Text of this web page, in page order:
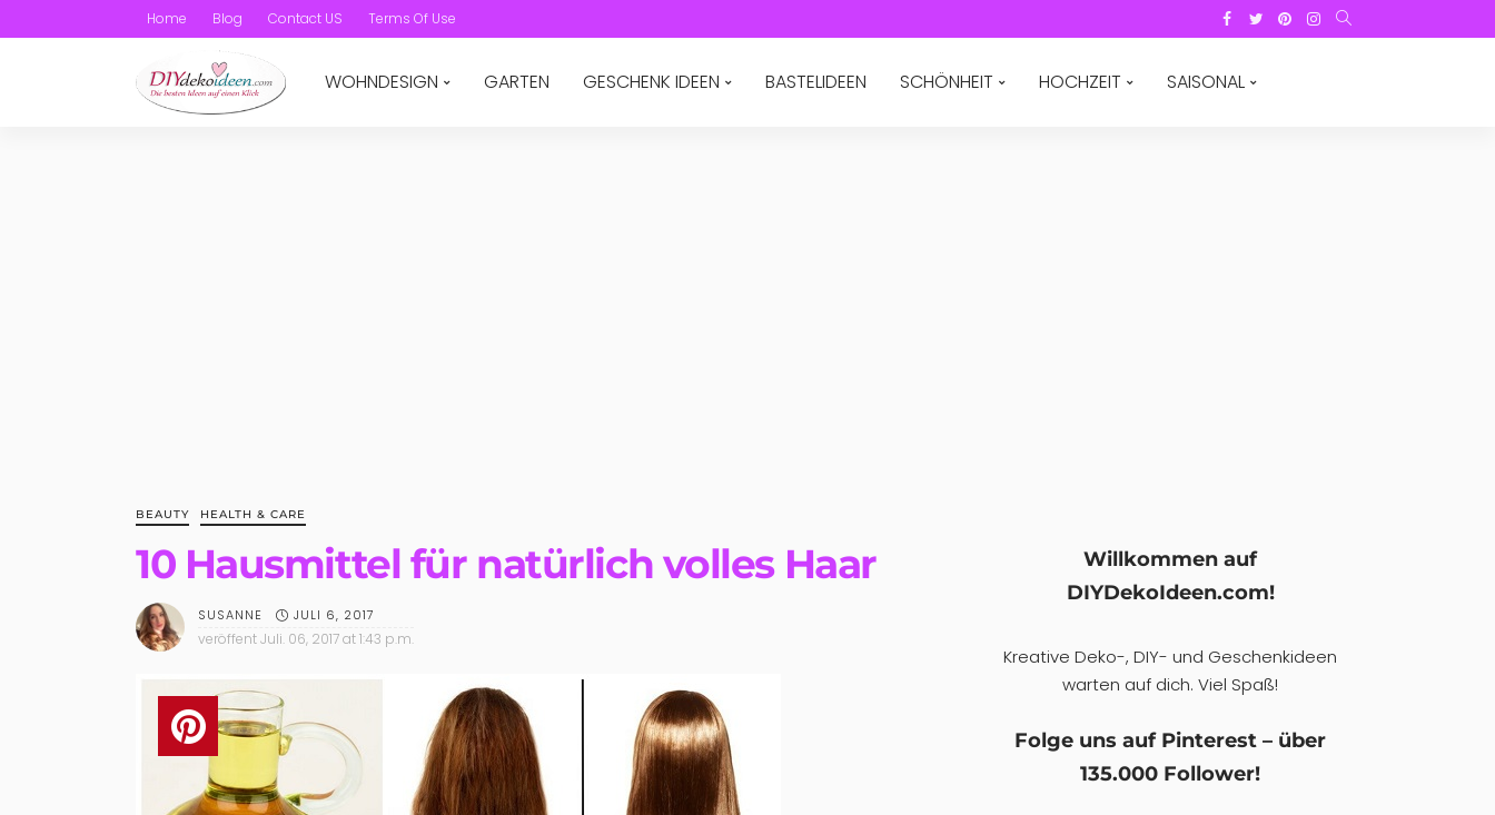
Home Blog Contact US Terms Of Use
WOHNDESIGN GARTEN GESCHENK IDEEN BASTELIDEEN SCHÖNHEIT HOCHZEIT SAISONAL
BEAUTY HEALTH & CARE
10 Hausmittel für natürlich volles Haar
SUSANNE JULI 6, 2017
veröffentJuli. 06, 2017 at 1:43 p.m.
Willkommen auf
DIYDekoIdeen.com!
Kreative Deko-, DIY- und Geschenkideen
warten auf dich. Viel Spaß!
Folge uns auf Pinterest – über
135.000 Follower!